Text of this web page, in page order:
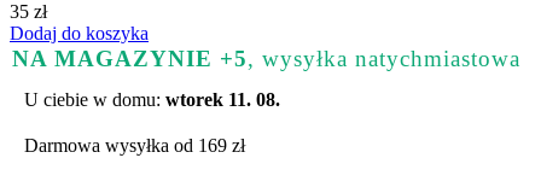
35 zł
Dodaj do koszyka
NA MAGAZYNIE +5, wysyłka natychmiastowa
U ciebie w domu: wtorek 11. 08.
Darmowa wysyłka od 169 zł